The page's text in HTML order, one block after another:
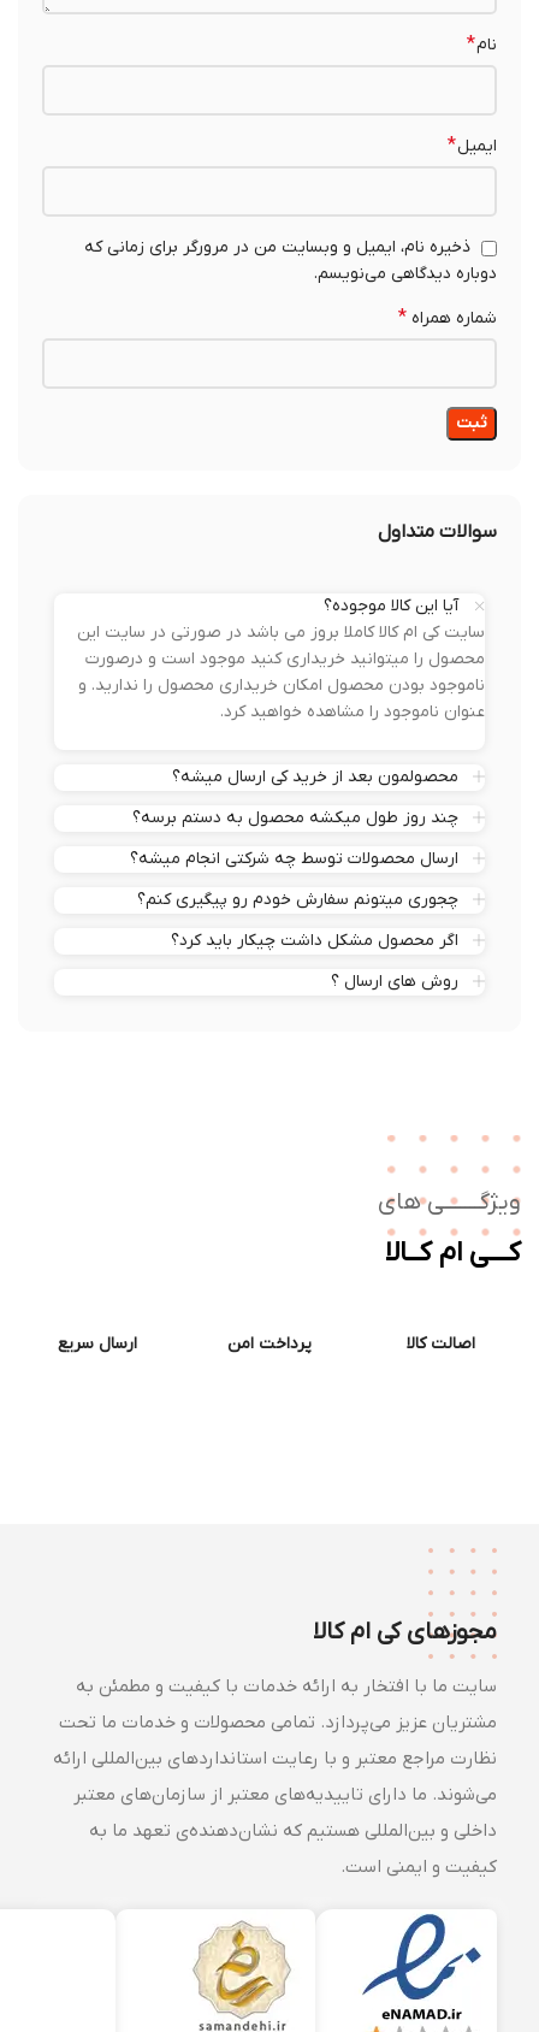
ایمیل*
ذخیره نام، ایمیل و وبسایت من در مرورگر برای زمانی که
دوباره دیدگاهی می‌نویسم.
شماره همراه*
سوالات متداول
آیا این کالا موجوده؟
سایت کی ام کالا کاملا بروز می باشد در صورتی در سایت این
محصول را میتوانید خریداری کنید موجود است و درصورت
ناموجود بودن محصول امکان خریداری محصول را ندارید. و
عنوان ناموجود را مشاهده خواهید کرد.
محصولمون بعد از خرید کی ارسال میشه؟
چند روز طول میکشه محصول به دستم برسه؟
ارسال محصولات توسط چه شرکتی انجام میشه؟
چجوری میتونم سفارش خودم رو پیگیری کنم؟
اگر محصول مشکل داشت چیکار باید کرد؟
روش های ارسال ؟
های
ام کــالا
اصالت کالا پرداخت امن ارسال سریع
مجوزهای کی ام کالا
سایت ما با افتخار به ارائه خدمات با کیفیت و مطمئن به
مشتریان عزیز می‌پردازد. تمامی محصولات و خدمات ما تحت
نظارت مراجع معتبر و با رعایت استانداردهای بین‌المللی ارائه
می‌شوند. ما دارای تاییدیه‌های معتبر از سازمان‌های معتبر
داخلی و بین‌المللی هستیم که نشان‌دهنده‌ی تعهد ما به
کیفیت و ایمنی است.